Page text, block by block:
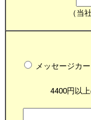
（当
メッセージカ
4400円以